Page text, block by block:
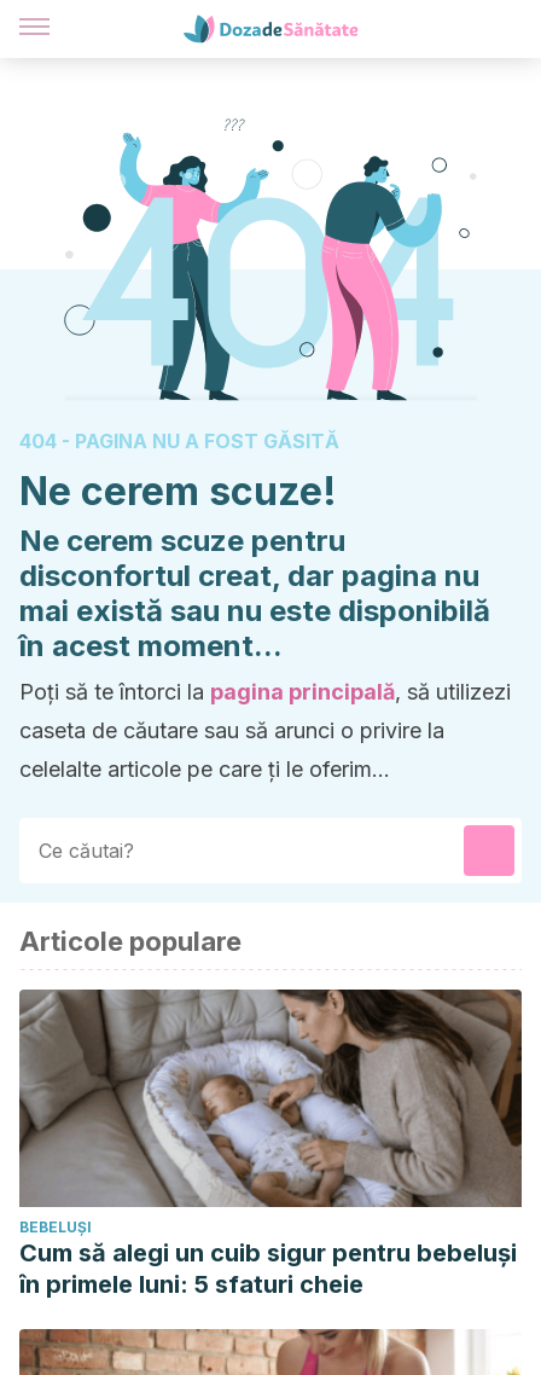
404 - PAGINA NU A FOST GĂSITĂ
Ne cerem scuze!
Ne cerem scuze pentru
disconfortul creat, dar pagina nu
mai există sau nu este disponibilă
în acest moment...
Poți să te întorci la pagina principală, să utilizezi
caseta de căutare sau să arunci o privire la
celelalte articole pe care ți le oferim...
Articole populare
BEBELUȘI
Cum să alegi un cuib sigur pentru bebeluși
în primele luni: 5 sfaturi cheie